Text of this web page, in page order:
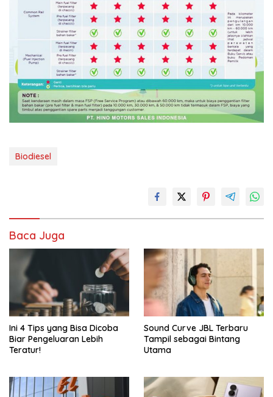
Biodiesel
Baca Juga
Ini 4 Tips yang Bisa Dicoba
Biar Pengeluaran Lebih
Teratur!
Sound Curve JBL Terbaru
Tampil sebagai Bintang
Utama